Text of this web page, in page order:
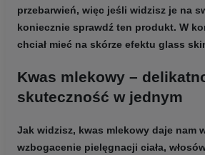
przebarwień, więc jeśli widzisz je na
koniecznie sprawdź ten produkt. W
chciał mieć na skórze efektu glass
Kwas mlekowy –
skuteczność w jednym
Jak widzisz, kwas mlekowy daje nam
wzbogacenie pielęgnacji ciała,